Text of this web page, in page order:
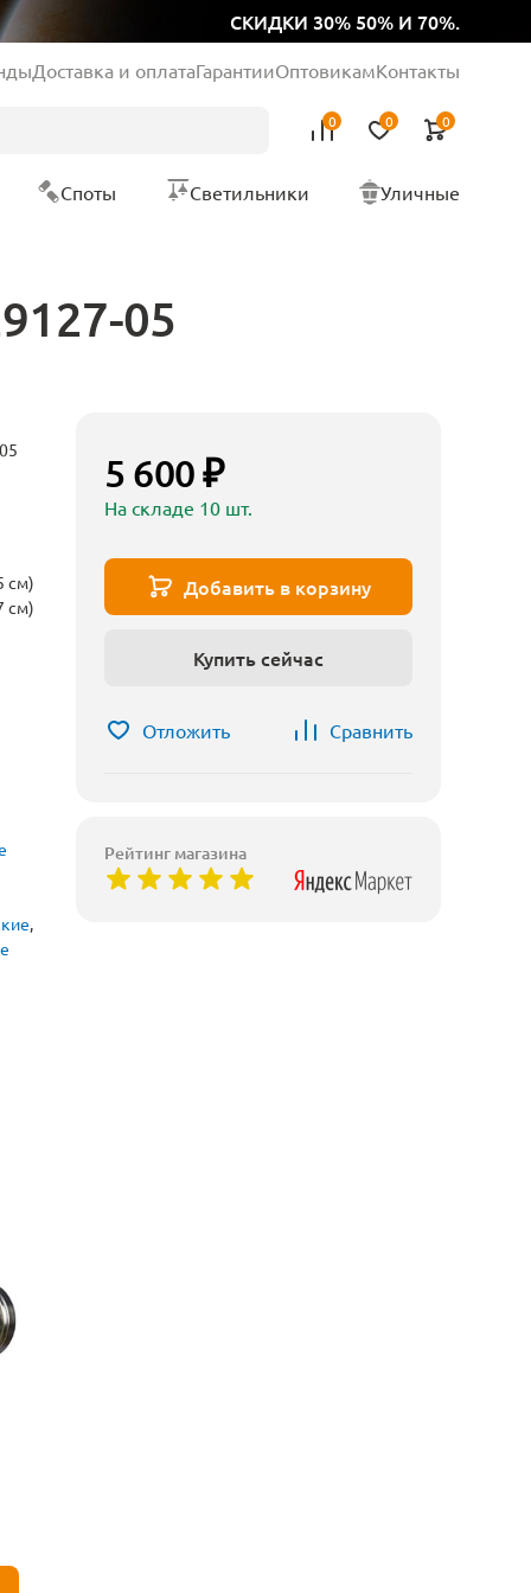
СКИДКИ 30% 50% И 70%.
Доставка и оплатаГарантииОптовикамКонтакты
0 0 0
Споты Светильники Уличные
05
см)
см)
,
5 600 ₽
На складе 10 шт.
Добавить в корзину
Купить сейчас
Отложить Сравнить
Рейтинг магазина